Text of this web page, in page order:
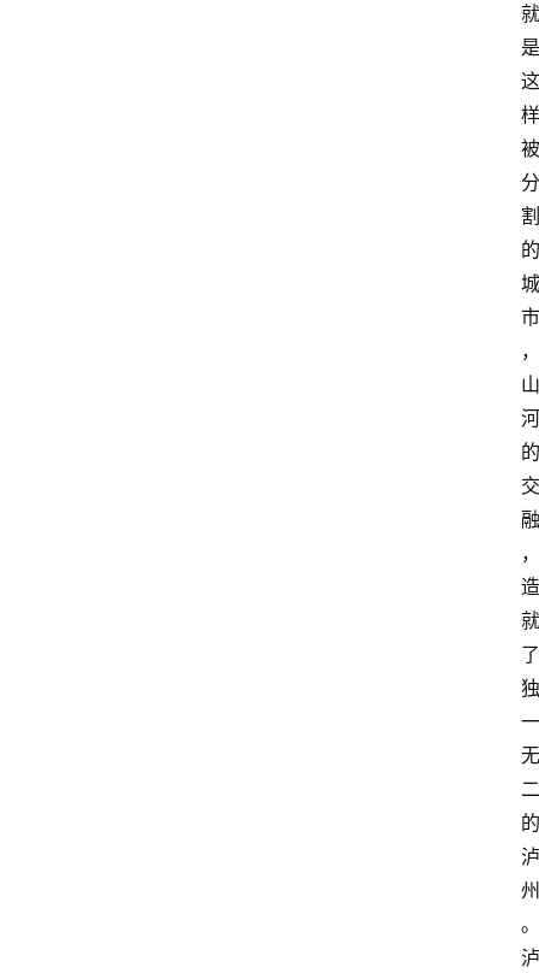
就
是
这
样
被
分
割
的
城
市
，
山
河
的
交
融
，
造
就
了
独
一
无
二
的
泸
州
。
泸